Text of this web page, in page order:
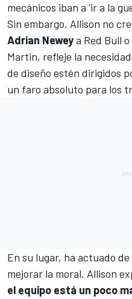
mecánicos iban a 'ir a la
Sin embargo, Allison no
Adrian Neweya Red Bull o
Martin, refleje la
de diseño estén dirigidos
un faro absoluto para los
En su lugar, ha actuado
mejorar la moral. Allison
el equipo está un poco